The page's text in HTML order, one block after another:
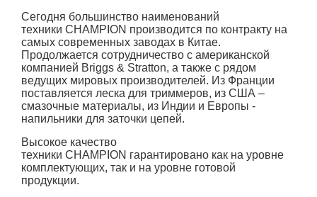
Сегодня большинство наименований
техники CHAMPION производится по контракту на
самых современных заводах в Китае.
Продолжается сотрудничество с американской
компанией Briggs & Stratton, а также с рядом
ведущих мировых производителей. Из Франции
поставляется леска для триммеров, из США –
смазочные материалы, из Индии и Европы -
напильники для заточки цепей.
Высокое качество
техники CHAMPION гарантировано как на уровне
комплектующих, так и на уровне готовой
продукции.